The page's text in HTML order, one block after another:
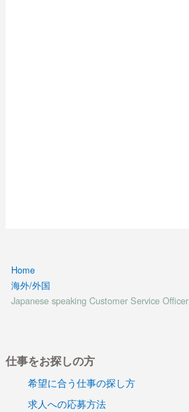
Home
海外/外国
Japanese speaking Customer Service Officer
仕事をお探しの方
希望に合う仕事の探し方
求人への応募方法